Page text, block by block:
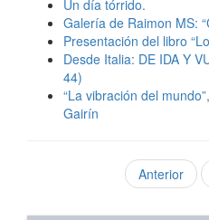
Un día tórrido.
Galería de Raimon MS:
Presentación del libro
Desde Italia: DE IDA Y
44)
“La vibración del
Gairín
Anterior